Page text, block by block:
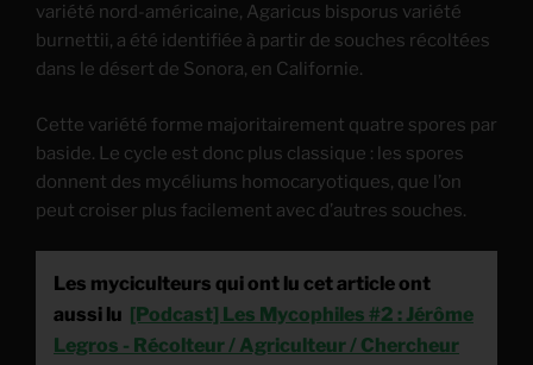
variété nord-américaine, Agaricus bisporus variété
burnettii, a été identifiée à partir de souches récoltées
dans le désert de Sonora, en Californie.
Cette variété forme majoritairement quatre spores par
baside. Le cycle est donc plus classique : les spores
donnent des mycéliums homocaryotiques, que l’on
peut croiser plus facilement avec d’autres souches.
Les myciculteurs qui ont lu cet article ont
aussi lu [Podcast] Les Mycophiles #2 : Jérôme
Legros - Récolteur / Agriculteur / Chercheur